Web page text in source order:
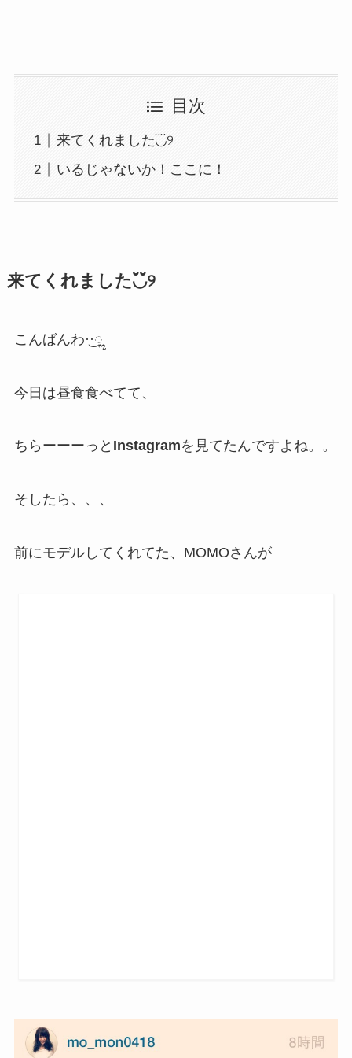
目次
来てくれました◟̆◞̆୨
いるじゃないか！ここに！
来てくれました◟̆◞̆୨
こんばんわ·͜·ೢ
今日は昼食食べてて、
ちらーーーっと Instagramを見てたんですよね。。
そしたら、、、
前にモデルしてくれてた、MOMOさんが